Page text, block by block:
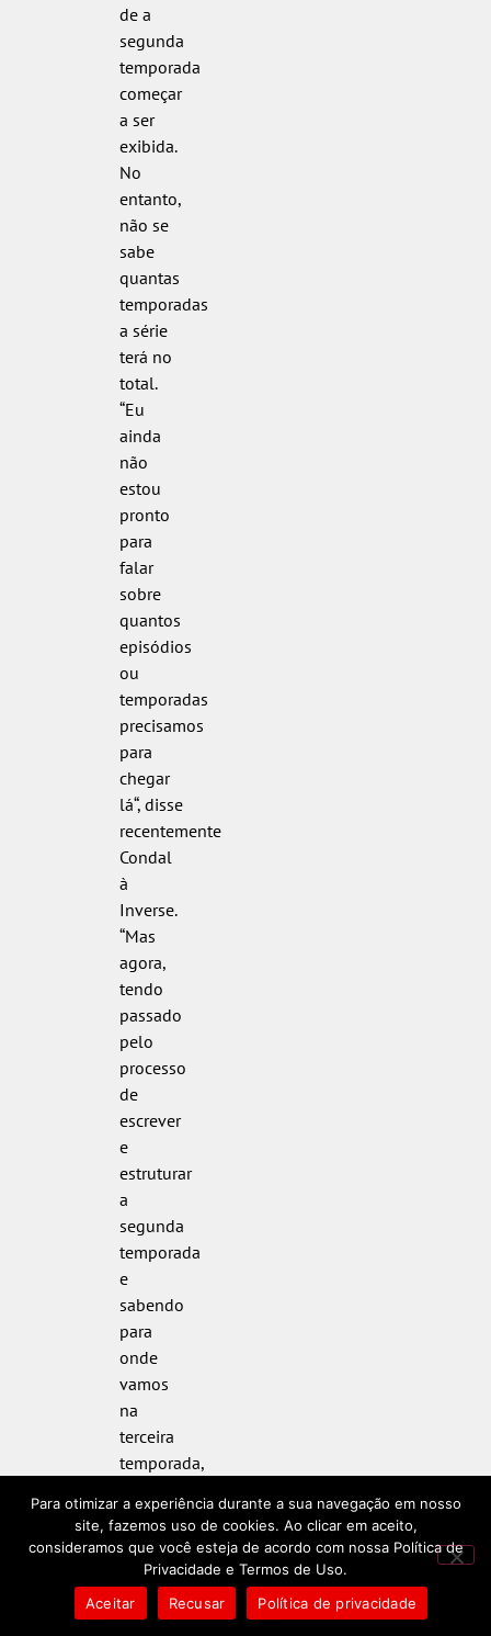
de a
segunda
temporada
começar
a ser
exibida.
No
entanto,
não se
sabe
quantas
temporadas
a série
terá no
total.
“Eu
ainda
não
estou
pronto
para
falar
sobre
quantos
episódios
ou
temporadas
precisamos
para
chegar
lá“, disse
recentemente
Condal
à
Inverse.
“Mas
agora,
tendo
passado
pelo
processo
de
escrever
e
estruturar
a
segunda
temporada
e
sabendo
para
onde
vamos
na
terceira
temporada,
um bom
plano e
sabemos
o roteiro
e como
Para otimizar a experiência durante a sua navegação em nosso
site, fazemos uso de cookies. Ao clicar em aceito,
consideramos que você esteja de acordo com nossa Política de
Privacidade e Termos de Uso.
Aceitar
Recusar Política de privacidade